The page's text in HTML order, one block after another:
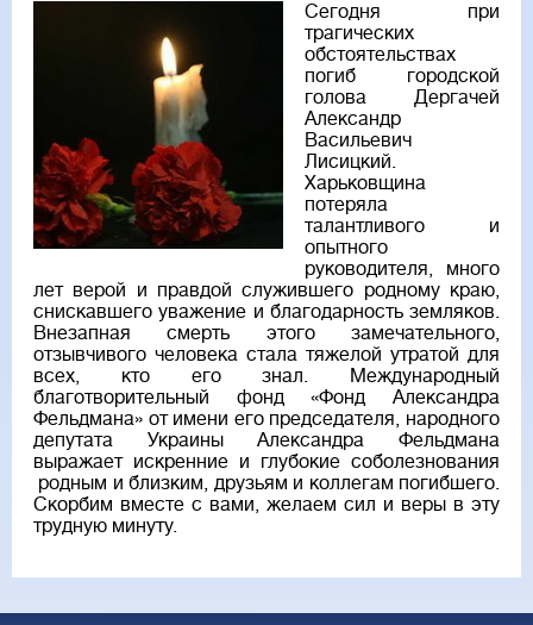
Сегодня при
трагических
обстоятельствах
погиб городской
голова Дергачей
Александр
Васильевич
Лисицкий.
Харьковщина
потеряла
талантливого и
опытного
руководителя, много
лет верой и правдой служившего родному краю,
снискавшего уважение и благодарность земляков.
Внезапная смерть этого замечательного,
отзывчивого человека стала тяжелой утратой для
всех, кто его знал. Международный
благотворительный фонд «Фонд Александра
Фельдмана» от имени его председателя, народного
депутата Украины Александра Фельдмана
выражает искренние и глубокие соболезнования
родным и близким, друзьям и коллегам погибшего.
Скорбим вместе с вами, желаем сил и веры в эту
трудную минуту.